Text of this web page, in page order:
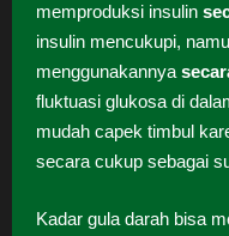
memproduksi insulin
insulin mencukupi,
menggunakannya
fluktuasi glukosa di
mudah capek timbul
secara cukup sebagai
Kadar gula darah bisa